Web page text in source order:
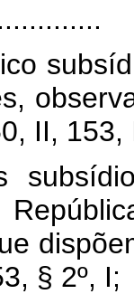
II,
§ 2º, I;